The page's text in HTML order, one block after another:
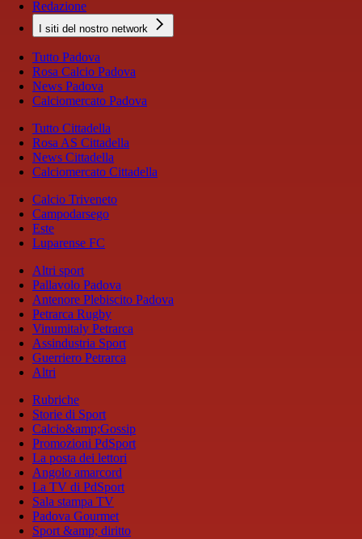
Redazione
I siti del nostro network
Tutto Padova
Rosa Calcio Padova
News Padova
Calciomercato Padova
Tutto Cittadella
Rosa AS Cittadella
News Cittadella
Calciomercato Cittadella
Calcio Triveneto
Campodarsego
Este
Luparense FC
Altri sport
Pallavolo Padova
Antenore Plebiscito Padova
Petrarca Rugby
Vinumitaly Petrarca
Assindustria Sport
Guerriero Petrarca
Altri
Rubriche
Storie di Sport
Calcio&amp;Gossip
Promozioni PdSport
La posta dei lettori
Angolo amarcord
La TV di PdSport
Sala stampa TV
Padova Gourmet
Sport &amp; diritto